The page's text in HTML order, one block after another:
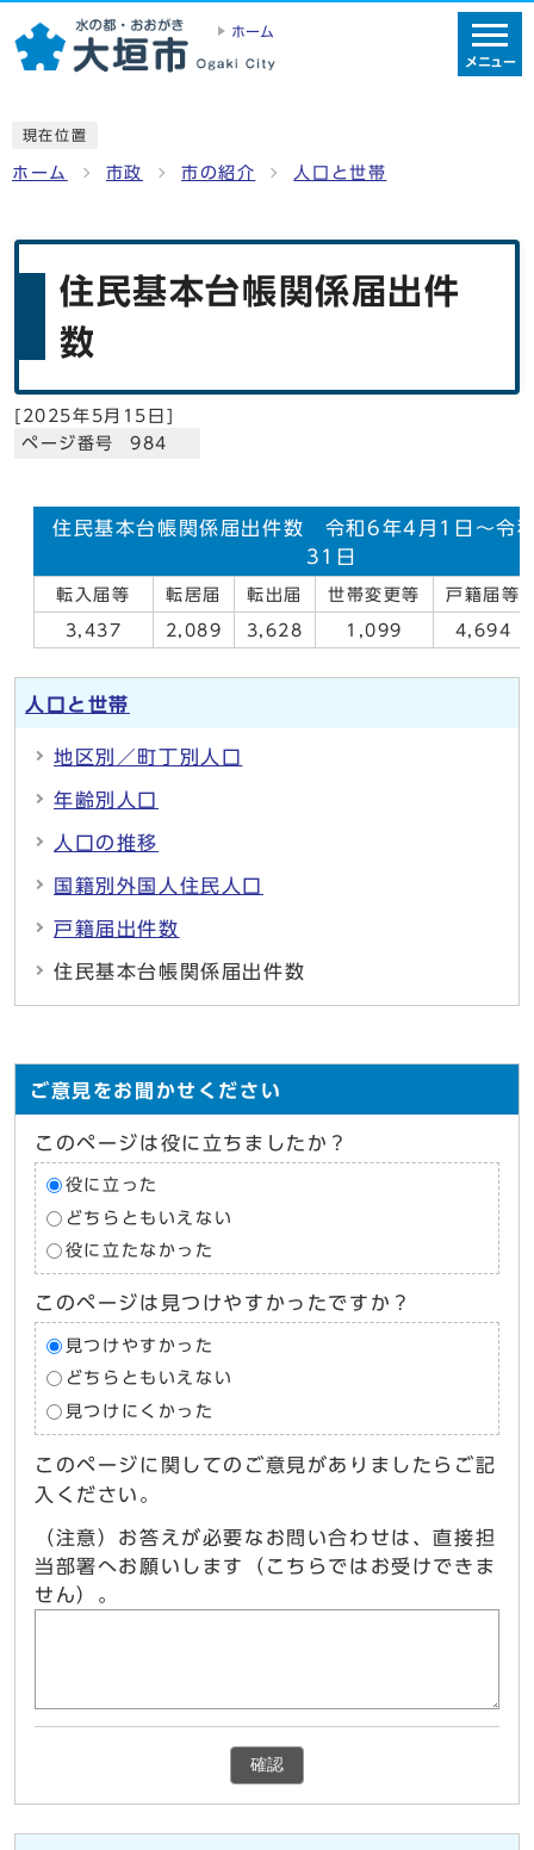
ホーム
メニュー
現在位置
ホーム 市政 市の紹介 人口と世帯
住民基本台帳関係届出件
数
[ 2025年5月15日 ]
ページ番号 984
住民基本台帳関係届出件数 令和6年4月1日～令
31日
転入届等 転居届 転出届 世帯変更等 戸籍届等
3,437 2,089 3,628 1,099 4,694
人口と世帯
地区別／町丁別人口
年齢別人口
人口の推移
国籍別外国人住民人口
戸籍届出件数
住民基本台帳関係届出件数
ご意見をお聞かせください
このページは役に立ちましたか？
役に立った
どちらともいえない
役に立たなかった
このページは見つけやすかったですか？
見つけやすかった
どちらともいえない
見つけにくかった
このページに関してのご意見がありましたらご記
入ください。
（注意）お答えが必要なお問い合わせは、直接担
当部署へお願いします（こちらではお受けできま
せん）。
確認